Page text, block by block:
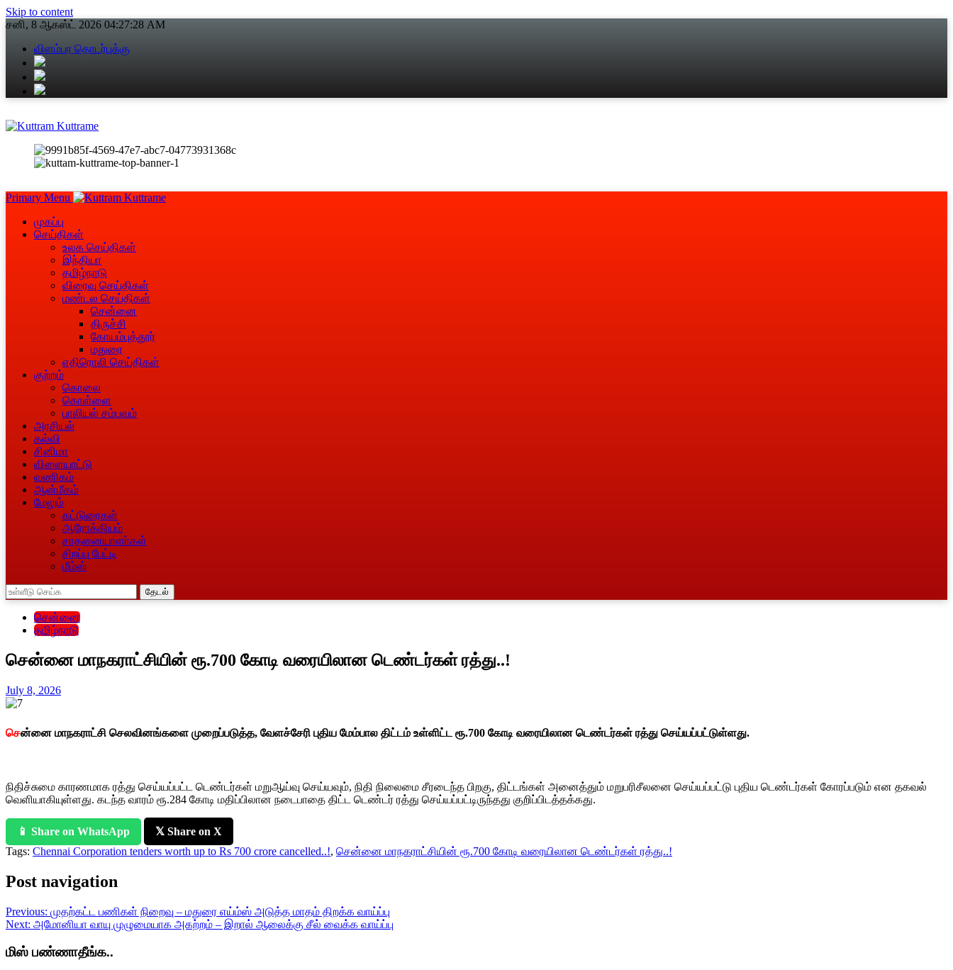
Skip to content
சனி, 8 ஆகஸ்ட் 2026 04:27:29 AM
விளம்பர தொடர்புக்கு
Primary Menu
முகப்பு
செய்திகள்
உலக செய்திகள்
இந்தியா
தமிழ்நாடு
விரைவு செய்திகள்
மண்டல செய்திகள்
சென்னை
திருச்சி
கோயம்புத்தூர்
மதுரை
எதிரொலி செய்திகள்
குற்றம்
கொலை
கொள்ளை
பாலியல் சம்பவம்
அரசியல்
கல்வி
சினிமா
விளையாட்டு
வணிகம்
ஆன்மீகம்
மேலும்
கட்டுரைகள்
ஆரோக்கியம்
சாதனையாளா்கள்
சிறப்பு பேட்டி
மீம்ஸ்
தேடல்
சென்னை
தமிழ்நாடு
சென்னை மாநகராட்சியின் ரூ.700 கோடி வரையிலான டெண்டர்கள் ரத்து..!
July 8, 2026
சென்னை மாநகராட்சி செலவினங்களை முறைப்படுத்த, வேளச்சேரி புதிய மேம்பால திட்டம் உள்ளிட்ட ரூ.700 கோடி வரையிலான டெண்டர்கள் ரத்து செய்யப்பட்டுள்ளது.
நிதிச்சுமை காரணமாக ரத்து செய்யப்பட்ட டெண்டர்கள் மறுஆய்வு செய்யவும், நிதி நிலைமை சீரடைந்த பிறகு, திட்டங்கள் அனைத்தும் மறுபரிசீலனை செய்யப்பட்டு புதிய டெண்டர்கள் கோரப்படும் என தகவல்
வெளியாகியுள்ளது. கடந்த வாரம் ரூ.284 கோடி மதிப்பிலான நடைபாதை திட்ட டெண்டர் ரத்து செய்யப்பட்டிருந்தது குறிப்பிடத்தக்கது.
📱 Share on WhatsApp
𝕏 Share on X
Tags: Chennai Corporation tenders worth up to Rs 700 crore cancelled..!, சென்னை மாநகராட்சியின் ரூ.700 கோடி வரையிலான டெண்டர்கள் ரத்து..!
Post navigation
Previous: முதற்கட்ட பணிகள் நிறைவு – மதுரை எய்ம்ஸ் அடுத்த மாதம் திறக்க வாய்ப்பு
Next: அமோனியா வாயு முழுமையாக அகற்றம் – இறால் ஆலைக்கு சீல் வைக்க வாய்ப்பு
மிஸ் பண்ணாதீங்க..